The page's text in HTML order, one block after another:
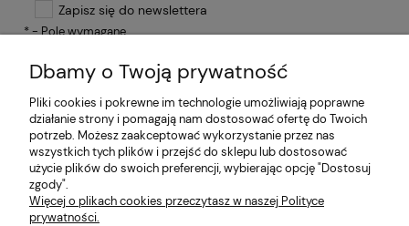
Zapisz się do newslettera
*- Pole wymagane
ZAREJESTRUJ SIĘ
Informacje
Płatności i dostawa
Dbamy o Twoją prywatność
Pliki cookies i pokrewne im technologie umożliwiają poprawne
działanie strony i pomagają nam dostosować ofertę do Twoich
potrzeb. Możesz zaakceptować wykorzystanie przez nas
wszystkich tych plików i przejść do sklepu lub dostosować
użycie plików do swoich preferencji, wybierając opcję "Dostosuj
zgody".
Więcej o plikach cookies przeczytasz w naszej Polityce
prywatności.